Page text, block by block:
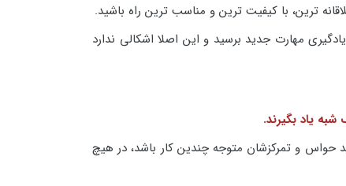
ترین، با کیفیت ترین و مناسب ترین راه باشید.
مهارت جدید برسید و این اصلا اشکالی ندارد
یاد بگیرند.
حواس و تمرکزشان متوجه چندین کار باشد، در هیچ